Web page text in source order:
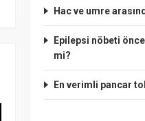
Hac ve umre
Epilepsi nöbeti
mi?
En verimli pancar